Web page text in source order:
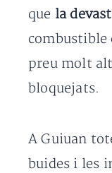
que la
combustible
preu molt
bloquejats.
A Guiuan
buides i les